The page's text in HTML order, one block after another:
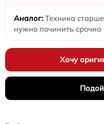
Техника
нужно починить срочно
Хочу